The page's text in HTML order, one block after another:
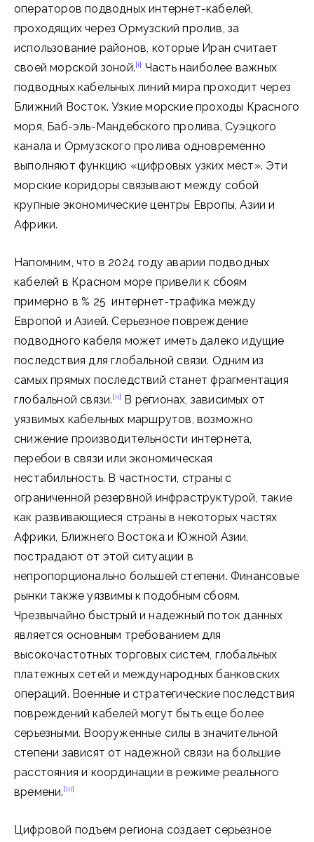
операторов подводных интернет-кабелей,
проходящих через Ормузский пролив, за
использование районов, которые Иран считает
своей морской зоной.[i] Часть наиболее важных
подводных кабельных линий мира проходит через
Ближний Восток. Узкие морские проходы Красного
моря, Баб-эль-Мандебского пролива, Суэцкого
канала и Ормузского пролива одновременно
выполняют функцию «цифровых узких мест». Эти
морские коридоры связывают между собой
крупные экономические центры Европы, Азии и
Африки.
Напомним, что в 2024 году аварии подводных
кабелей в Красном море привели к сбоям
примерно в % 25 интернет-трафика между
Европой и Азией. Серьезное повреждение
подводного кабеля может иметь далеко идущие
последствия для глобальной связи. Одним из
самых прямых последствий станет фрагментация
глобальной связи.[ii] В регионах, зависимых от
уязвимых кабельных маршрутов, возможно
снижение производительности интернета,
перебои в связи или экономическая
нестабильность. В частности, страны с
ограниченной резервной инфраструктурой, такие
как развивающиеся страны в некоторых частях
Африки, Ближнего Востока и Южной Азии,
пострадают от этой ситуации в
непропорционально большей степени. Финансовые
рынки также уязвимы к подобным сбоям.
Чрезвычайно быстрый и надежный поток данных
является основным требованием для
высокочастотных торговых систем, глобальных
платежных сетей и международных банковских
операций. Военные и стратегические последствия
повреждений кабелей могут быть еще более
серьезными. Вооруженные силы в значительной
степени зависят от надежной связи на большие
расстояния и координации в режиме реального
времени. [iii]
Цифровой подъем региона создает серьезное